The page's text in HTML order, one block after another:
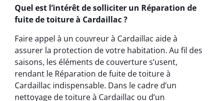
Quel est l’intérêt de solliciter un Réparation de
fuite de toiture à Cardaillac ?
Faire appel à un couvreur à Cardaillac aide à
assurer la protection de votre habitation. Au fil des
saisons, les éléments de couverture s’usent,
rendant le Réparation de fuite de toiture à
Cardaillac indispensable. Dans le cadre d’un
nettoyage de toiture à Cardaillac ou d’un